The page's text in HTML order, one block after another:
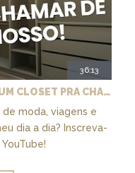
36:13
EP. 6: A SAGA DA CASA - TEMOS UM CLOSET PRA CHAMAR DE NOSSO + MARCENARIA E PAISAGISMO
moda, viagens e
dia a dia? Inscreva-